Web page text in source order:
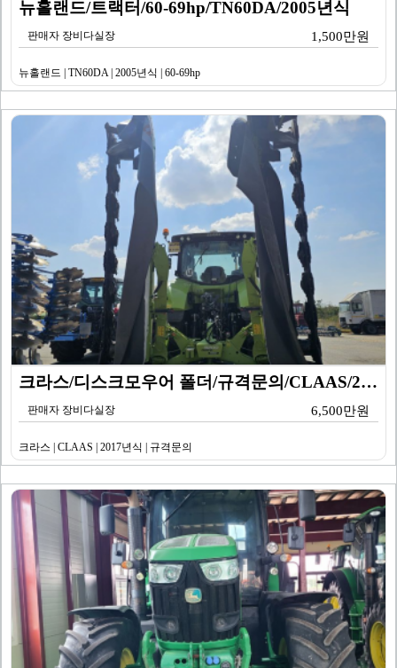
뉴홀랜드/트랙터/60-69hp/TN60DA/2005년식
판매자 장비다실장 1,500만원
뉴홀랜드 | TN60DA | 2005년식 | 60-69hp
크라스/디스크모우어 폴더/규격문의/CLAAS/2017년…
판매자 장비다실장 6,500만원
크라스 | CLAAS | 2017년식 | 규격문의